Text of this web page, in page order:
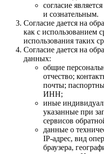
согласие
и сознательным.
Согласие дается на
как с использованием
использования таких
Согласие дается на
данных:
общие
отчество;
почты;
ИНН;
иные
указанные при
сервисов
данные о
IP-адрес, вид
браузера,